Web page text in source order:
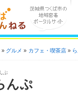
グルメ カフェ・喫茶店
ぷ
んぷ